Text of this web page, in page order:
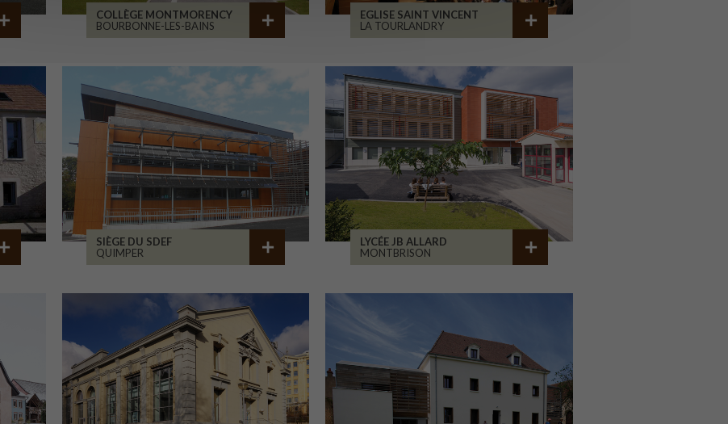
COLLÈGE MONTMORENCY
BOURBONNE-LES-BAINS
EGLISE SAINT VINCENT
LA TOURLANDRY
SIÈGE DU SDEF
QUIMPER
LYCÉE JB ALLARD
MONTBRISON